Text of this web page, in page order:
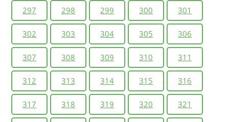
297 298 299 300 301
302 303 304 305 306
307 308 309 310 311
312 313 314 315 316
317 318 319 320 321